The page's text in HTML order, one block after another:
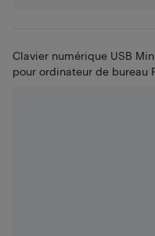
Clavier numérique USB
pour ordinateur de bureau